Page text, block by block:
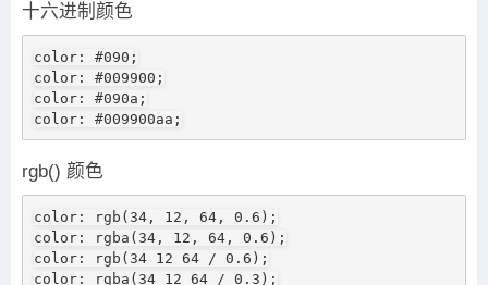
十六进制颜色
color: #090;
color: #009900;
color: #090a;
color: #009900aa;
rgb() 颜色
color: rgb(34, 12, 64, 0.6);
color: rgba(34, 12, 64, 0.6);
color: rgb(34 12 64 / 0.6);
color: rgba(34 12 64 / 0.3);